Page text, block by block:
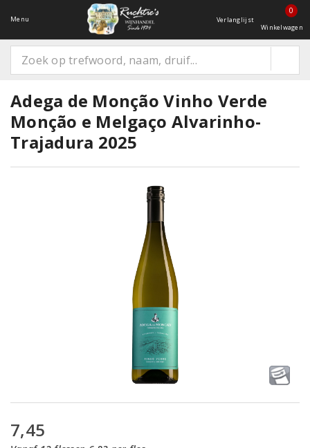
Menu Verlanglijst
0
Winkelwagen
Adega de Monção Vinho Verde
Monção e Melgaço Alvarinho-
Trajadura 2025
7,45